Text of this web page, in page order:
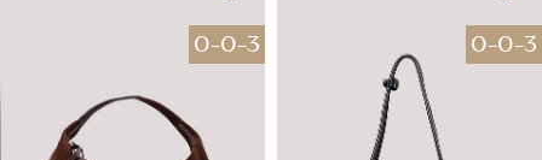
0-0-3 0-0-3